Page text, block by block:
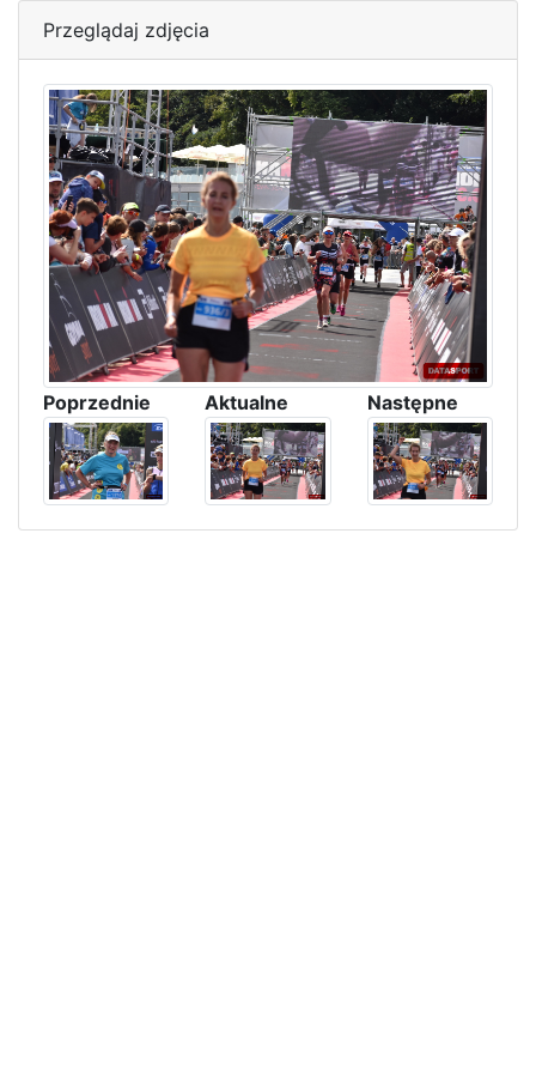
Przeglądaj zdjęcia
Poprzednie Aktualne Następne